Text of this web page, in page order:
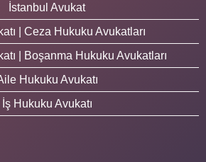
İstanbul Avukat
| Ceza Hukuku Avukatları
| Boşanma Hukuku Avukatları
Hukuku Avukatı
İş Hukuku Avukatı